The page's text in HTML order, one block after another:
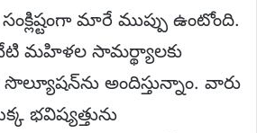
మారే ముప్పు ఉంటోంది.
నేటి మహిళల సామర్థ్యాలకు
అందిస్తున్నాం. వారు
భవిష్యత్తును